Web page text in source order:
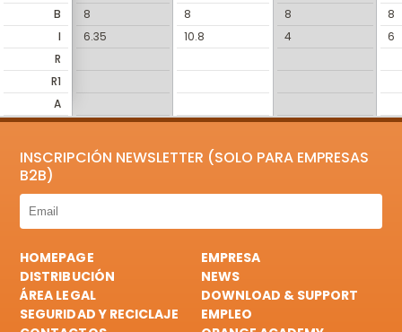
B
I
R
R1
A
8
6.35
8
10.8
8
4
8
6
INSCRIPCIÓN NEWSLETTER (SOLO PARA EMPRESAS
B2B)
HOMEPAGE
EMPRESA
DISTRIBUCIÓN
NEWS
ÁREA LEGAL
DOWNLOAD & SUPPORT
SEGURIDAD Y RECICLAJE
EMPLEO